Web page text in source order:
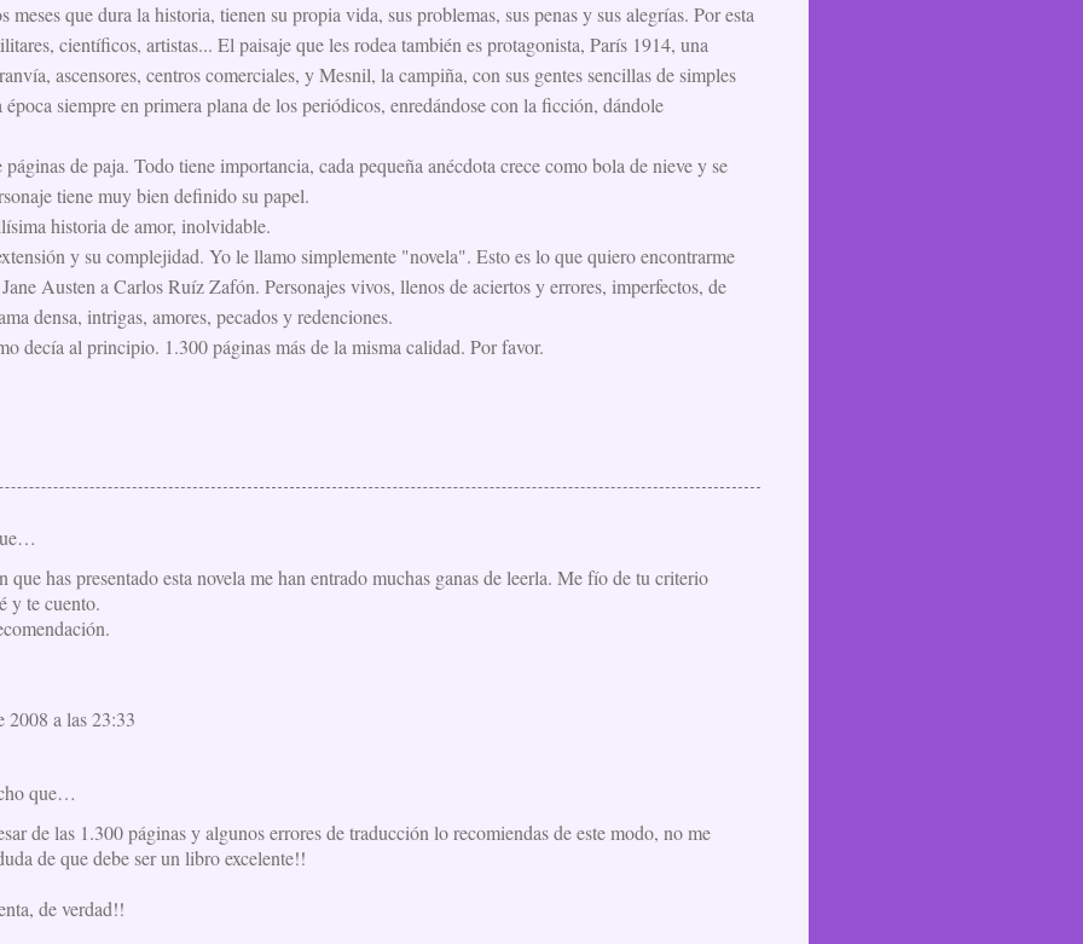
que dura la historia, tienen su propia vida, sus problemas, sus penas y sus alegrías. Por esta
científicos, artistas... El paisaje que les rodea también es protagonista, París 1914, una
ascensores, centros comerciales, y Mesnil, la campiña, con sus gentes sencillas de simples
siempre en primera plana de los periódicos, enredándose con la ficción, dándole
de paja. Todo tiene importancia, cada pequeña anécdota crece como bola de nieve y se
tiene muy bien definido su papel.
historia de amor, inolvidable.
y su complejidad. Yo le llamo simplemente "novela". Esto es lo que quiero encontrarme
Austen a Carlos Ruíz Zafón. Personajes vivos, llenos de aciertos y errores, imperfectos, de
densa, intrigas, amores, pecados y redenciones.
decía al principio. 1.300 páginas más de la misma calidad. Por favor.
que has presentado esta novela me han entrado muchas ganas de leerla. Me fío de tu criterio
y te cuento.
2008 a las 23:33
que…
de las 1.300 páginas y algunos errores de traducción lo recomiendas de este modo, no me
de que debe ser un libro excelente!!
de verdad!!